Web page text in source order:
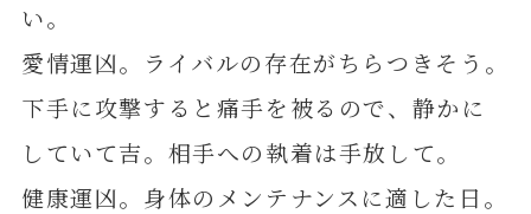
い。
愛情運凶。ライバルの存在がちらつきそう。
下手に攻撃すると痛手を被るので、静かに
していて吉。相手への執着は手放して。
健康運凶。身体のメンテナンスに適した日。